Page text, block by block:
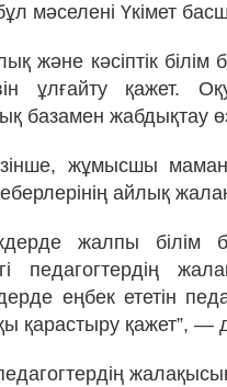
мәселені Үкімет
және кәсіптік
ұлғайту қажет.
базамен жабдықтау
жұмысшы
айлық
жалпы білім
педагогтердің
еңбек ететін
қарастыру қажет”,